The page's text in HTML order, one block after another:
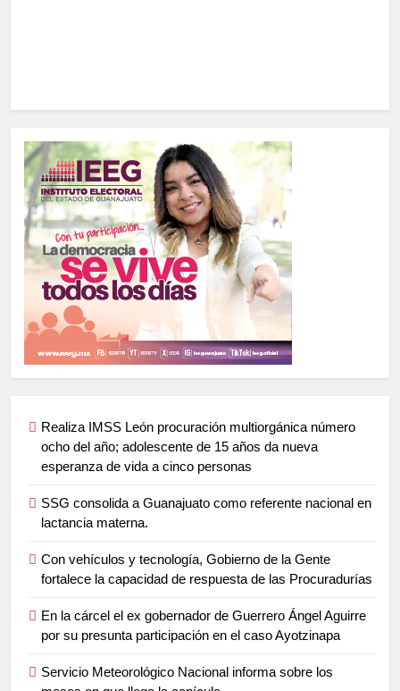
Realiza IMSS León procuración multiorgánica número
ocho del año; adolescente de 15 años da nueva
esperanza de vida a cinco personas
SSG consolida a Guanajuato como referente nacional en
lactancia materna.
Con vehículos y tecnología, Gobierno de la Gente
fortalece la capacidad de respuesta de las Procuradurías
En la cárcel el ex gobernador de Guerrero Ángel Aguirre
por su presunta participación en el caso Ayotzinapa
Servicio Meteorológico Nacional informa sobre los